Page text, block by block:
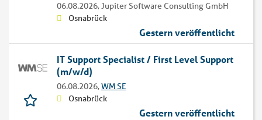
06.08.2026,Jupiter Software Consulting GmbH
Osnabrück
Gestern veröffentlicht
IT Support Specialist / First Level Support
(m/w/d)
06.08.2026,WM SE
Osnabrück
Gestern veröffentlicht